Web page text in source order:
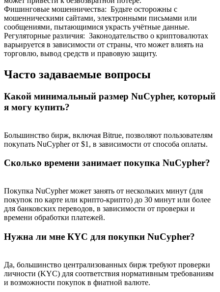
Пригласите друга, чтобы получить денежные
вознаграждения
BTC Welcome Rewards
BTC Welcome Rewards
Deposit CASHCAT & Win
Share 500000 CASHCAT prize pool
Exclusive for BitMart Users
Фишинговые мошенничества: Будьте осторожны с
мошенническими сайтами, электронными письмами или
сообщениями, пытающимися украсть учётные данные.
Регуляторные различия: Законодательство о криптовалютах
варьируется в зависимости от страны, что может влиять на
торговлю, вывод средств и правовую защиту.
Часто задаваемые вопросы
Какой минимальный размер NuCypher, который
я могу купить?
Большинство бирж, включая Bitrue, позволяют пользователям
покупать NuCypher от $1, в зависимости от способа оплаты.
Сколько времени занимает покупка NuCypher?
Покупка NuCypher может занять от нескольких минут (для
покупок по карте или крипто-крипто) до 30 минут или более
для банковских переводов, в зависимости от проверки и
времени обработки платежей.
Нужна ли мне КYC для покупки NuCypher?
Да, большинство централизованных бирж требуют проверки
личности (KYC) для соответствия нормативным требованиям
и возможности покупок в фиатной валюте.